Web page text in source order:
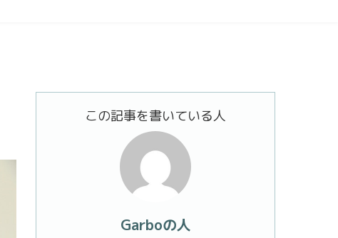
この記事を書いている人
Garboの人